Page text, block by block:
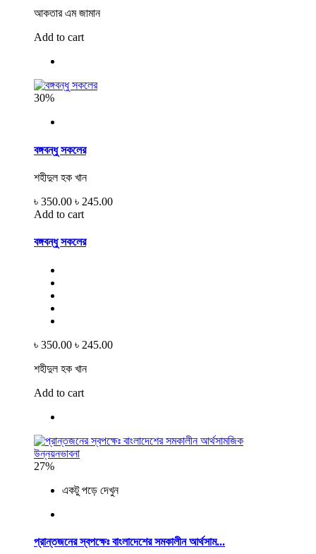
আকতার এম জামান
Add to cart
30%
বঙ্গবন্ধু সকলের
শহীদুল হক খান
৳ 350.00 ৳ 245.00
Add to cart
বঙ্গবন্ধু সকলের
৳ 350.00 ৳ 245.00
শহীদুল হক খান
Add to cart
27%
একটু পড়ে দেখুন
প্রান্তজনের স্বপক্ষেঃ বাংলাদেশের সমকালীন আর্থসাম...